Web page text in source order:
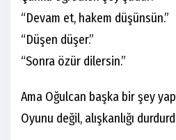
“Devam et, hakem düşünsün.”
“Düşen düşer.”
“Sonra özür dilersin.”
Ama Oğulcan başka bir şey
Oyunu değil, alışkanlığı